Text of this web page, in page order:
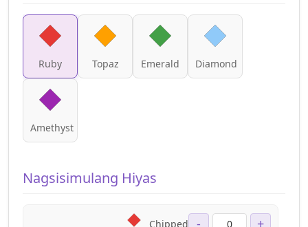
Ruby Topaz Emerald Diamond
Amethyst
Nagsisimulang Hiyas
Chipped - +